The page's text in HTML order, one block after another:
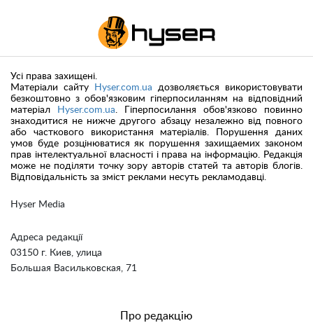
Hyser Media
Адреса редакції
03150 г. Киев, улица
Большая Васильковская, 71
Усі права захищені.
Матеріали сайту
Hyser.com.ua дозволяється використовувати
безкоштовно з обов'язковим гіперпосиланням на відповідний
матеріал
Hyser.com.ua . Гіперпосилання обов'язково повинно
знаходитися не нижче другого абзацу незалежно від повного
або часткового використання матеріалів. Порушення даних
умов буде розцінюватися як порушення захищаемих законом
прав інтелектуальної власності і права на інформацію. Редакція
може не поділяти точку зору авторів статей та авторів блогів.
Відповідальність за зміст реклами несуть рекламодавці.
Про редакцію